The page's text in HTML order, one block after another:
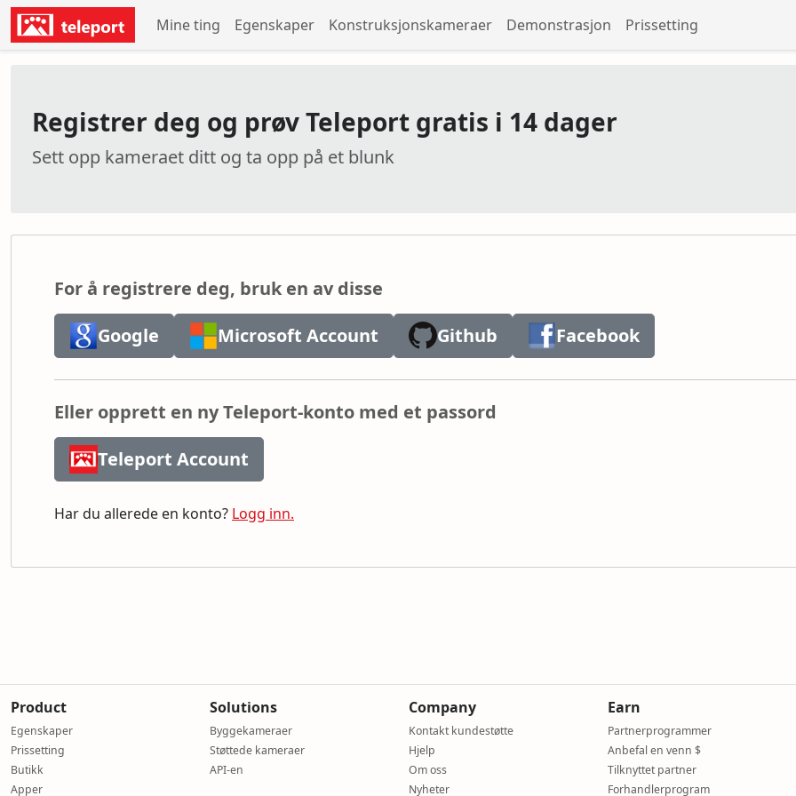
Mine ting Egenskaper Konstruksjonskameraer Demonstrasjon Prissetting
Registrer deg og prøv Teleport gratis i 14 dager
Sett opp kameraet ditt og ta opp på et blunk
For å registrere deg, bruk en av disse
Google
Microsoft Account Github Facebook
Eller opprett en ny Teleport-konto med et passord
Teleport Account
Har du allerede en konto? Logg inn.
Product
Egenskaper
Prissetting
Butikk
Apper
Solutions
Byggekameraer
Støttede kameraer
API-en
Company
Kontakt kundestøtte
Hjelp
Om oss
Nyheter
Earn
Partnerprogrammer
Anbefal en venn $
Tilknyttet partner
Forhandlerprogram